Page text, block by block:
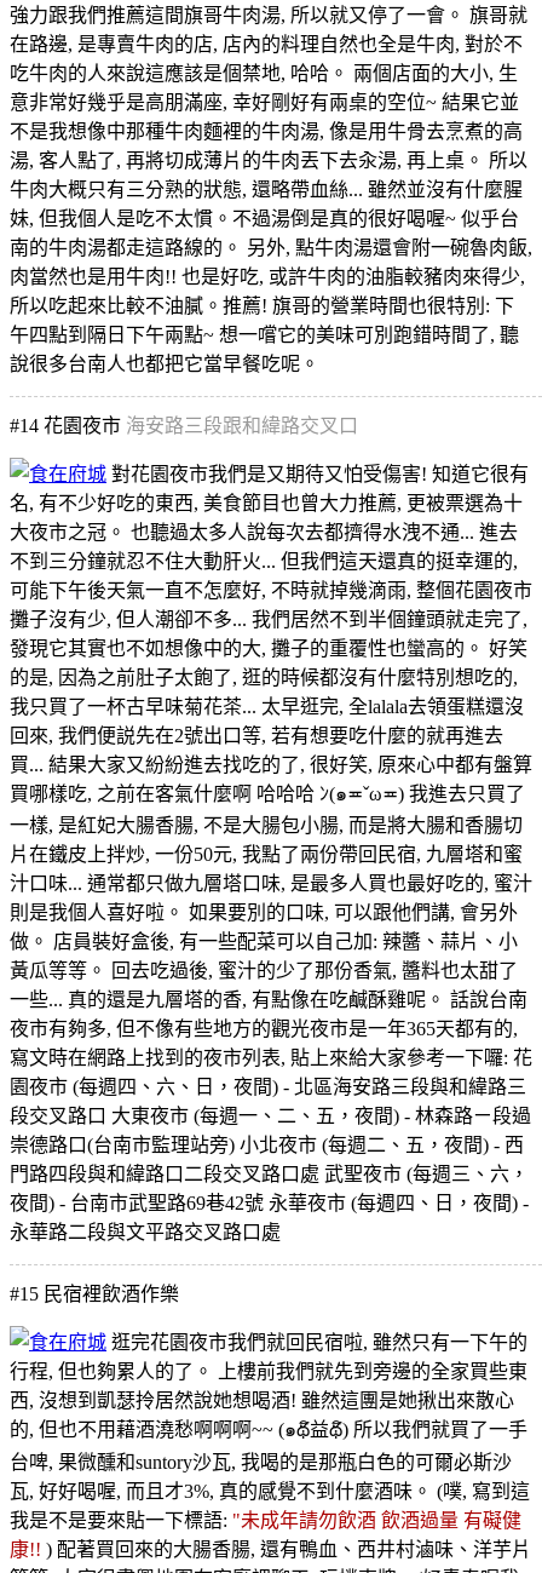
強力跟我們推薦這間旗哥牛肉湯, 所以就又停了一會。 旗哥就
在路邊, 是專賣牛肉的店, 店內的料理自然也全是牛肉, 對於不
吃牛肉的人來說這應該是個禁地, 哈哈。 兩個店面的大小, 生
意非常好幾乎是高朋滿座, 幸好剛好有兩桌的空位~ 結果它並
不是我想像中那種牛肉麵裡的牛肉湯, 像是用牛骨去烹煮的高
湯, 客人點了, 再將切成薄片的牛肉丟下去汆湯, 再上桌。 所以
牛肉大概只有三分熟的狀態, 還略帶血絲... 雖然並沒有什麼腥
妹, 但我個人是吃不太慣。不過湯倒是真的很好喝喔~ 似乎台
南的牛肉湯都走這路線的。 另外, 點牛肉湯還會附一碗魯肉飯,
肉當然也是用牛肉!! 也是好吃, 或許牛肉的油脂較豬肉來得少,
所以吃起來比較不油膩。推薦! 旗哥的營業時間也很特別: 下
午四點到隔日下午兩點~ 想一嚐它的美味可別跑錯時間了, 聽
說很多台南人也都把它當早餐吃呢。
#14 花園夜市 海安路三段跟和緯路交叉口
對花園夜市我們是又期待又怕受傷害! 知道它很有
名, 有不少好吃的東西, 美食節目也曾大力推薦, 更被票選為十
大夜市之冠。 也聽過太多人說每次去都擠得水洩不通... 進去
不到三分鐘就忍不住大動肝火... 但我們這天還真的挺幸運的,
可能下午後天氣一直不怎麼好, 不時就掉幾滴雨, 整個花園夜市
攤子沒有少, 但人潮卻不多... 我們居然不到半個鐘頭就走完了,
發現它其實也不如想像中的大, 攤子的重覆性也蠻高的。 好笑
的是, 因為之前肚子太飽了, 逛的時候都沒有什麼特別想吃的,
我只買了一杯古早味菊花茶... 太早逛完, 全lalala去領蛋糕還沒
回來, 我們便説先在2號出口等, 若有想要吃什麼的就再進去
買... 結果大家又紛紛進去找吃的了, 很好笑, 原來心中都有盤算
買哪樣吃, 之前在客氣什麼啊 哈哈哈 ﾝ(๑≖ˇω≖) 我進去只買了
一樣, 是紅妃大腸香腸, 不是大腸包小腸, 而是將大腸和香腸切
片在鐵皮上拌炒, 一份50元, 我點了兩份帶回民宿, 九層塔和蜜
汁口味... 通常都只做九層塔口味, 是最多人買也最好吃的, 蜜汁
則是我個人喜好啦。 如果要別的口味, 可以跟他們講, 會另外
做。 店員裝好盒後, 有一些配菜可以自己加: 辣醬、蒜片、小
黃瓜等等。 回去吃過後, 蜜汁的少了那份香氣, 醬料也太甜了
一些... 真的還是九層塔的香, 有點像在吃鹹酥雞呢。 話說台南
夜市有夠多, 但不像有些地方的觀光夜市是一年365天都有的,
寫文時在網路上找到的夜市列表, 貼上來給大家參考一下囉: 花
園夜市 (每週四、六、日，夜間) - 北區海安路三段與和緯路三
段交叉路口 大東夜市 (每週一、二、五，夜間) - 林森路ㄧ段過
崇德路口(台南市監理站旁) 小北夜市 (每週二、五，夜間) - 西
門路四段與和緯路口二段交叉路口處 武聖夜市 (每週三、六，
夜間) - 台南市武聖路69巷42號 永華夜市 (每週四、日，夜間) -
永華路二段與文平路交叉路口處
#15 民宿裡飲酒作樂
逛完花園夜市我們就回民宿啦, 雖然只有一下午的
行程, 但也夠累人的了。 上樓前我們就先到旁邊的全家買些東
西, 沒想到凱瑟拎居然說她想喝酒! 雖然這團是她揪出來散心
的, 但也不用藉酒澆愁啊啊啊~~ (๑థิ益థิ) 所以我們就買了一手
台啤, 果微醺和suntory沙瓦, 我喝的是那瓶白色的可爾必斯沙
瓦, 好好喝喔, 而且才3%, 真的感覺不到什麼酒味。 (噗, 寫到這
我是不是要來貼一下標語: "未成年請勿飲酒 飲酒過量 有礙健
康!! ) 配著買回來的大腸香腸, 還有鴨血、西井村滷味、洋芋片